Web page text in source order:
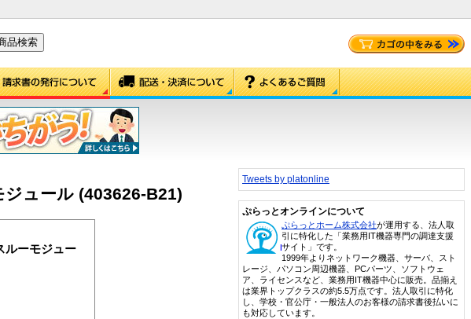
ュール (403626-B21)
ルーモジュー
Tweets by platonline
ぷらっとオンラインについて
ぷらっとホーム株式会社が運用する、法人取
引に特化した「業務用IT機器専門の調達支援
サイト」です。
1999年よりネットワーク機器、サーバ、スト
レージ、パソコン周辺機器、PCパーツ、ソフトウェ
ア、ライセンスなど、業務用IT機器中心に販売。品揃え
は業界トップクラスの約5.5万点です。法人取引に特化
し、学校・官公庁・一般法人のお客様の請求書後払いに
も対応しています。